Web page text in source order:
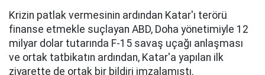
Krizin patlak vermesinin ardından Katar'ı terörü
finanse etmekle suçlayan ABD, Doha yönetimiyle 12
milyar dolar tutarında F-15 savaş uçağı anlaşması
ve ortak tatbikatın ardından, Katar'a yapılan ilk
ziyarette de ortak bir bildiri imzalamıştı.